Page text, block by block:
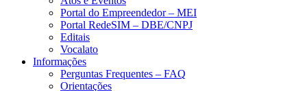
Portal do Empreendedor – MEI
Portal RedeSIM – DBE/CNPJ
Editais
Vocalato
Informações
Perguntas Frequentes – FAQ
Orientações